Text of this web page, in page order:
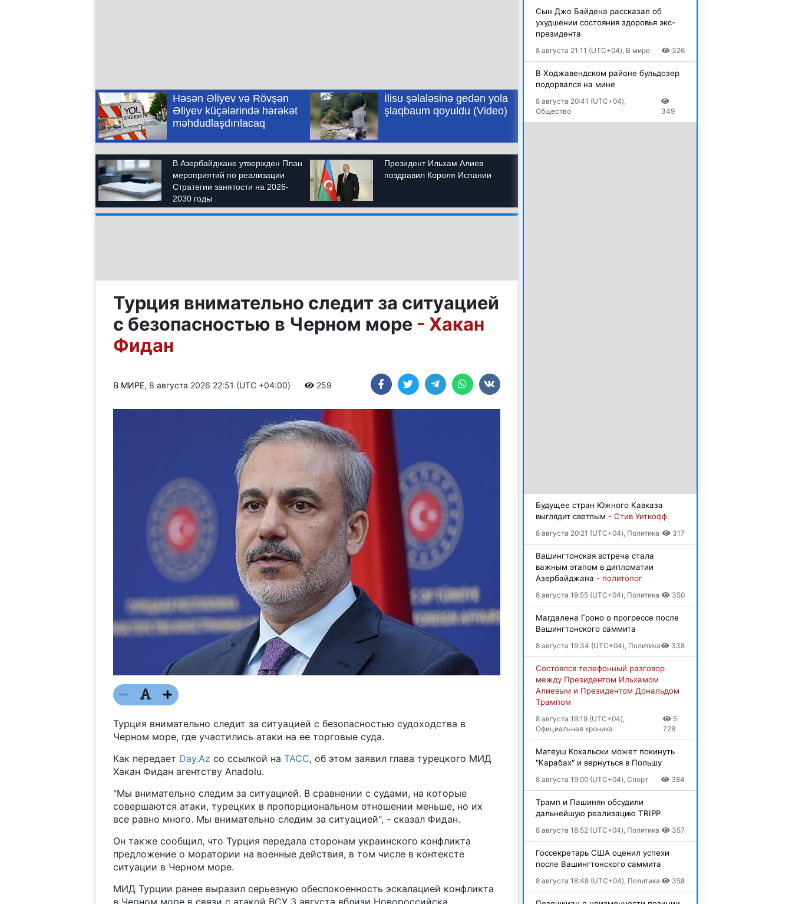
Турция внимательно следит за ситуацией
с безопасностью в Черном море - Хакан
Фидан
В МИРЕ, 8 августа 2026 22:51 (UTC +04:00) 259
Турция внимательно следит за ситуацией с безопасностью судоходства в
Черном море, где участились атаки на ее торговые суда.
Как передает Day.Az со ссылкой на ТАСС, об этом заявил глава турецкого МИД
Хакан Фидан агентству Anadolu.
"Мы внимательно следим за ситуацией. В сравнении с судами, на которые
совершаются атаки, турецких в пропорциональном отношении меньше, но их
все равно много. Мы внимательно следим за ситуацией", - сказал Фидан.
Он также сообщил, что Турция передала сторонам украинского конфликта
предложение о моратории на военные действия, в том числе в контексте
ситуации в Черном море.
МИД Турции ранее выразил серьезную обеспокоенность эскалацией конфликта
в Черном море в связи с атакой ВСУ 3 августа вблизи Новороссийска
Сын Джо Байдена рассказал об
ухудшении состояния здоровья экс-
президента
8 августа 21:11 (UTC+04), В мире 326
В Ходжавендском районе бульдозер
подорвался на мине
8 августа 20:41 (UTC+04),
Общество
349
Будущее стран Южного Кавказа
выглядит светлым - Стив Уиткофф
8 августа 20:21 (UTC+04), Политика 317
Вашингтонская встреча стала
важным этапом в дипломатии
Азербайджана - политолог
8 августа 19:55 (UTC+04), Политика 350
Магдалена Гроно о прогрессе после
Вашингтонского саммита
8 августа 19:34 (UTC+04), Политика 338
Состоялся телефонный разговор
между Президентом Ильхамом
Алиевым и Президентом Дональдом
Трампом
8 августа 19:19 (UTC+04),
Официальная хроника
5
728
Матеуш Кохальски может покинуть
"Карабах" и вернуться в Польшу
8 августа 19:00 (UTC+04), Спорт 384
Трамп и Пашинян обсудили
дальнейшую реализацию TRIPP
8 августа 18:52 (UTC+04), Политика 357
Госсекретарь США оценил успехи
после Вашингтонского саммита
8 августа 18:48 (UTC+04), Политика 358